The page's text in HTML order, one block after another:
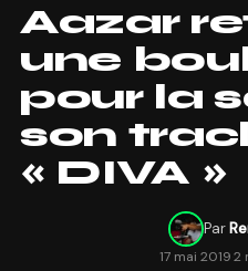
Aazar
une
pour la
son
« DIVA »
Par
17 mai 20192